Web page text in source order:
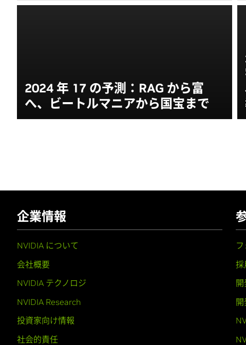
2024 年 17 の予測：RAG から富
へ、ビートルマニアから国宝まで
企業情報
NVIDIA について
会社概要
NVIDIA テクノロジ
NVIDIA Research
投資家向け情報
社会的責任
採